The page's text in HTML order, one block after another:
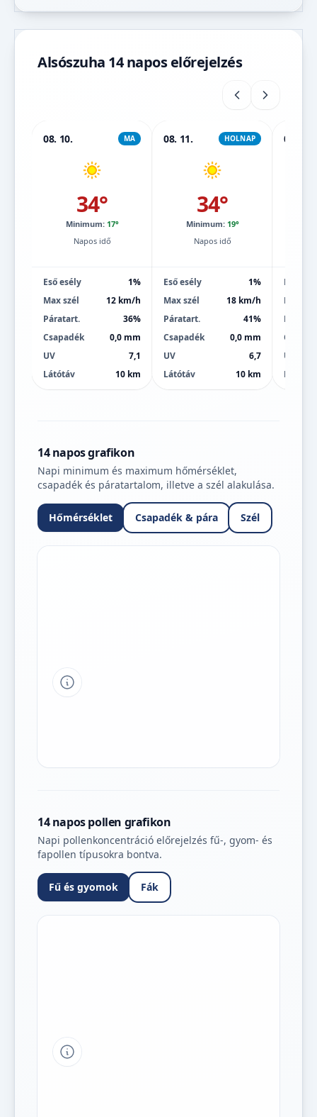
Alsószuha 14 napos előrejelzés
08. 10. MA
34°
Minimum: 17°
Napos idő
Eső esély
1%
Max szél
12 km/h
Páratart.
36%
Csapadék
0,0 mm
UV
7,1
Látótáv
10 km
08. 11. HOLNAP
34°
Minimum: 19°
Napos idő
Eső esély
1%
Max szél
18 km/h
Páratart.
41%
Csapadék
0,0 mm
UV
6,7
Látótáv
10 km
08. 12.
Eső
Max
UV
Látótáv
14 napos grafikon
Napi minimum és maximum hőmérséklet,
csapadék és páratartalom, illetve a szél alakulása.
Hőmérséklet Csapadék & pára Szél
Tipp a grafikon jelmagyarázatához
14 napos pollen grafikon
Napi pollenkoncentráció előrejelzés fű-, gyom- és
fapollen típusokra bontva.
Fű és gyomok Fák
Tipp a grafikon jelmagyarázatához